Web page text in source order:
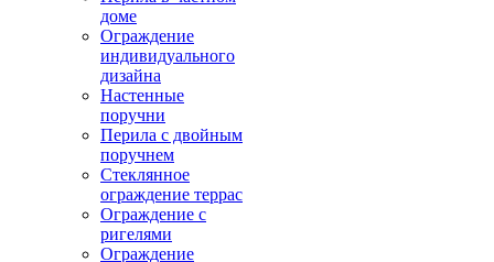
доме
Ограждение
индивидуального
дизайна
Настенные
поручни
Перила с двойным
поручнем
Стеклянное
ограждение террас
Ограждение с
ригелями
Ограждение